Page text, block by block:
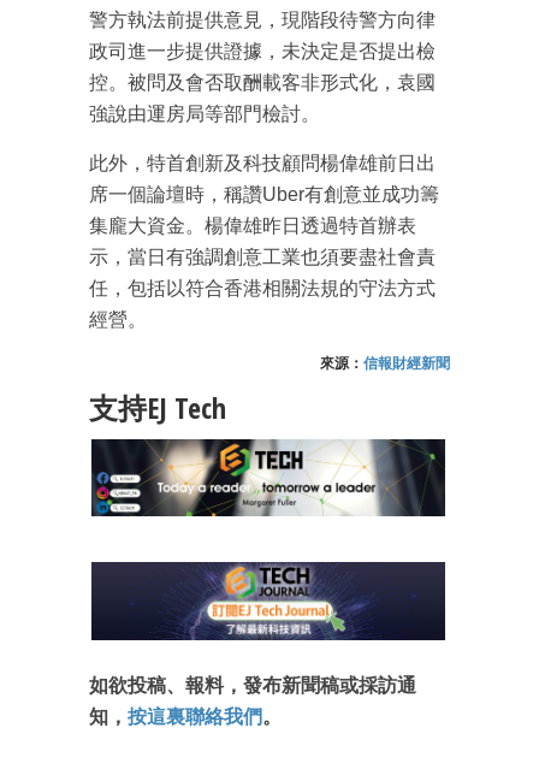
警方執法前提供意見，現階段待警方向律
政司進一步提供證據，未決定是否提出檢
控。被問及會否取酬載客非形式化，袁國
強說由運房局等部門檢討。
此外，特首創新及科技顧問楊偉雄前日出
席一個論壇時，稱讚Uber有創意並成功籌
集龐大資金。楊偉雄昨日透過特首辦表
示，當日有強調創意工業也須要盡社會責
任，包括以符合香港相關法規的守法方式
經營。
來源： 信報財經新聞
支持EJ Tech
如欲投稿、報料，發布新聞稿或採訪通
知， 按這裏聯絡我們。
箱！